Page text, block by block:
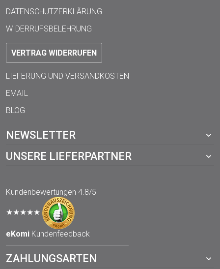
DATENSCHUTZERKLÄRUNG
WIDERRUFSBELEHRUNG
VERTRAG WIDERRUFEN
LIEFERUNG UND VERSANDKOSTEN
EMAIL
BLOG
NEWSLETTER
UNSERE LIEFERPARTNER
Kundenbewertungen 4.8/5
★★★★★
eKomi Kundenfeedback
ZAHLUNGSARTEN